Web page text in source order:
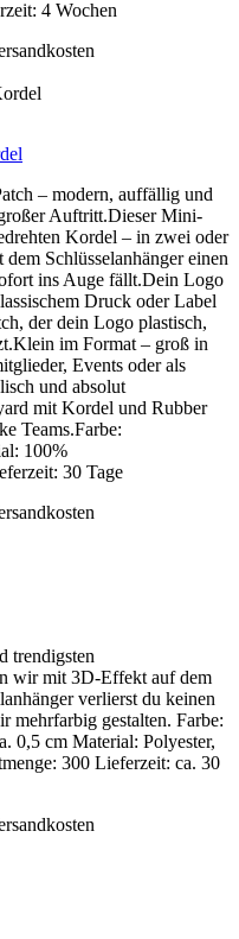
4 Wochen
– modern, auffällig und
Auftritt.Dieser Mini-
Kordel – in zwei oder
Schlüsselanhänger einen
ins Auge fällt.Dein Logo
Druck oder Label
der dein Logo plastisch,
im Format – groß in
Events oder als
und absolut
mit Kordel und Rubber
Teams.Farbe:
100%
30 Tage
trendigsten
wir mit 3D-Effekt auf dem
verlierst du keinen
mehrfarbig gestalten. Farbe:
0,5 cm Material: Polyester,
300 Lieferzeit: ca. 30